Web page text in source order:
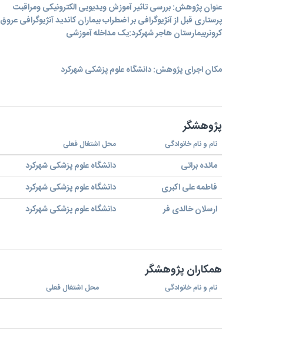
عنوان پژوهش: بررسی تاثیر آموزش ویدیویی الکترونیکی ومراقبت
پرستاری قبل از آنژیوگرافی بر اضطراب بیماران کاندید آنژیوگرافی عروق
کرونربیمارستان هاجر شهرکرد:یک مداخله آموزشی
مکان اجرای پژوهش: دانشگاه علوم پزشکی شهرکرد
پژوهشگر
نام و نام خانوادگی محل اشتغال فعلی
مائده براتی دانشگاه علوم پزشکی شهرکرد
فاطمه علی اکبری
دانشگاه علوم پزشکی شهرکرد
ارسلان خالدی فر
دانشگاه علوم پزشکی شهرکرد
همکاران پژوهشگر
نام و نام خانوادگی محل اشتغال فعلی